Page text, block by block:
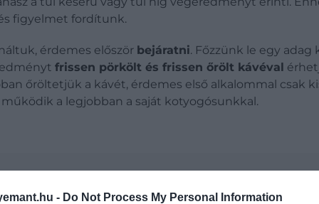
- Do Not Process My Personal Information
figyelmet fordítunk.
érdemes először bejáratni. Főzzünk le egy
frissen pörkölt és frissen őrölt kávéval
őröltetjük a kávét, érdemes első alkalommal csak
a legjobban a saját kotyogósunkkal.
elkészíthető – még kotyogóssal is